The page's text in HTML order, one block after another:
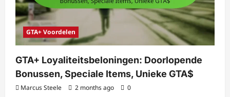
GTA+ Voordelen
GTA+ Loyaliteitsbeloningen: Doorlopende
Bonussen, Speciale Items, Unieke GTA$
Marcus Steele 2 months ago 0